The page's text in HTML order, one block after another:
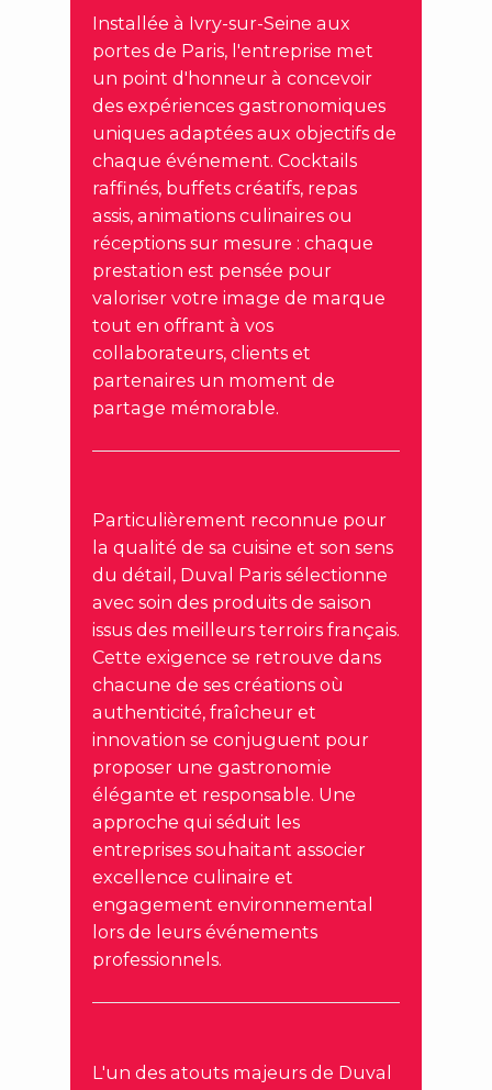
Installée à Ivry-sur-Seine aux
portes de Paris, l'entreprise met
un point d'honneur à concevoir
des expériences gastronomiques
uniques adaptées aux objectifs de
chaque événement. Cocktails
raffinés, buffets créatifs, repas
assis, animations culinaires ou
réceptions sur mesure : chaque
prestation est pensée pour
valoriser votre image de marque
tout en offrant à vos
collaborateurs, clients et
partenaires un moment de
partage mémorable.
Particulièrement reconnue pour
la qualité de sa cuisine et son sens
du détail, Duval Paris sélectionne
avec soin des produits de saison
issus des meilleurs terroirs français.
Cette exigence se retrouve dans
chacune de ses créations où
authenticité, fraîcheur et
innovation se conjuguent pour
proposer une gastronomie
élégante et responsable. Une
approche qui séduit les
entreprises souhaitant associer
excellence culinaire et
engagement environnemental
lors de leurs événements
professionnels.
L'un des atouts majeurs de Duval